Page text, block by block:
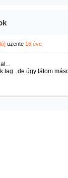
üzente 16 éve
tag...de úgy látom